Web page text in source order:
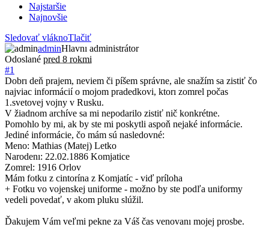
Najstaršie
Najnovšie
Sledovať vláknoTlačiť
adminHlavnı administrátor
Odoslané pred 8 rokmi
#1
Dobrı deň prajem, neviem či píšem správne, ale snažím sa zistiť čo
najviac informácií o mojom pradedkovi, ktorı zomrel počas
1.svetovej vojny v Rusku.
V žiadnom archíve sa mi nepodarilo zistiť nič konkrétne.
Pomohlo by mi, ak by ste mi poskytli aspoň nejaké informácie.
Jediné informácie, čo mám sú nasledovné:
Meno: Mathias (Matej) Letko
Narodenı: 22.02.1886 Komjatice
Zomrel: 1916 Orlov
Mám fotku z cintorína z Komjatíc - viď príloha
+ Fotku vo vojenskej uniforme - možno by ste podľa uniformy
vedeli povedať, v akom pluku slúžil.
Ďakujem Vám veľmi pekne za Váš čas venovanı mojej prosbe.